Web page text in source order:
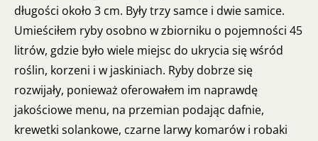
długości około 3 cm. Były trzy samce i dwie samice.
Umieściłem ryby osobno w zbiorniku o pojemności 45
litrów, gdzie było wiele miejsc do ukrycia się wśród
roślin, korzeni i w jaskiniach. Ryby dobrze się
rozwijały, ponieważ oferowałem im naprawdę
jakościowe menu, na przemian podając dafnie,
krewetki solankowe, czarne larwy komarów i robaki